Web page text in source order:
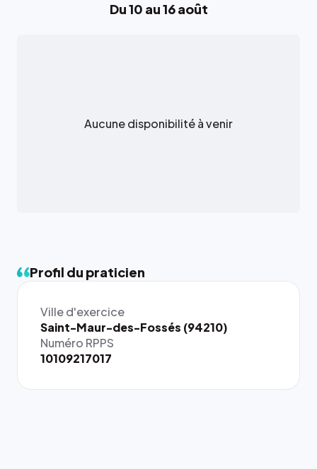
Du 10 au 16 août
Aucune disponibilité à venir
Profil du praticien
Ville d'exercice
Saint-Maur-des-Fossés (94210)
Numéro RPPS
10109217017
{# 40×40
: la taille
rendue par
`.profile-